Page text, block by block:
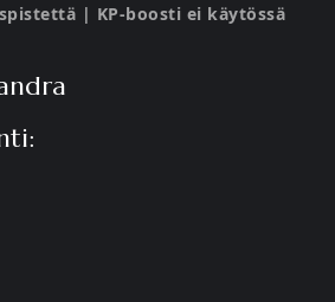
| KP-boosti ei käytössä